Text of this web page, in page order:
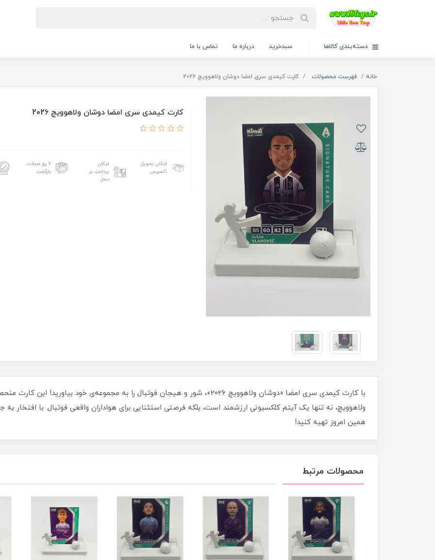
دسته‌بندی کالاها سبدخرید درباره ما تماس با ما
خانه فهرست محصولات کارت کیمدی سری امضا دوشان ولاهوویچ 2026
کارت کیمدی سری امضا دوشان ولاهوویچ 2026
امکان تحویل
اکسپرس
امکان
پرداخت در
محل
۷ روز ضمانت
بازگشت
با کارت کیمدی سری امضا «دوشان ولاهوویچ 2026»، شور و هیجان فوتبال را به مجموعه‌ی خود
ولاهوویچ، نه تنها یک آیتم کلکسیونی ارزشمند است، بلکه فرصتی استثنایی برای هواداران واقعی فوتبال. با افتخار به
همین امروز تهیه کنید!
محصولات مرتبط